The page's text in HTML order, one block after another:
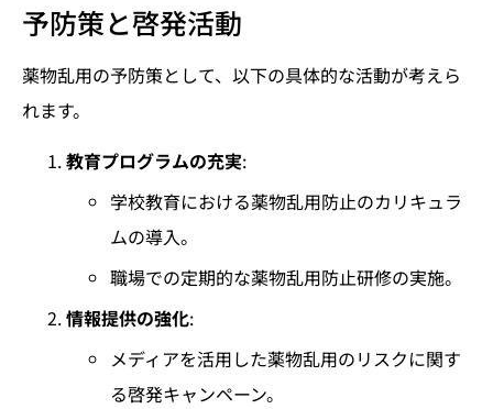
予防策と啓発活動
薬物乱用の予防策として、以下の具体的な活動が考えら
れます。
教育プログラムの充実:
学校教育における薬物乱用防止のカリキュラ
ムの導入。
職場での定期的な薬物乱用防止研修の実施。
情報提供の強化:
メディアを活用した薬物乱用のリスクに関す
る啓発キャンペーン。